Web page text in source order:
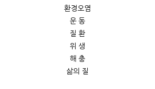
환경오염
운 동
질 환
위 생
해 충
삶의 질